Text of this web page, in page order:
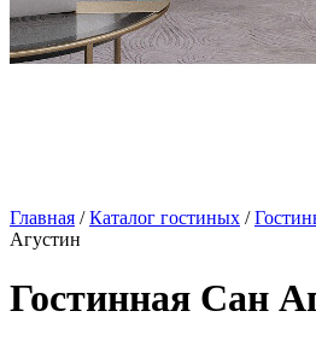
Главная /Каталог гостиных /
Агустин
Гостинная Сан